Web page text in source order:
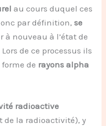
au cours duquel ces
par définition,se
à nouveau à l’état de
Lors de ce processus ils
de rayons alpha
radioactive
de la radioactivité), y